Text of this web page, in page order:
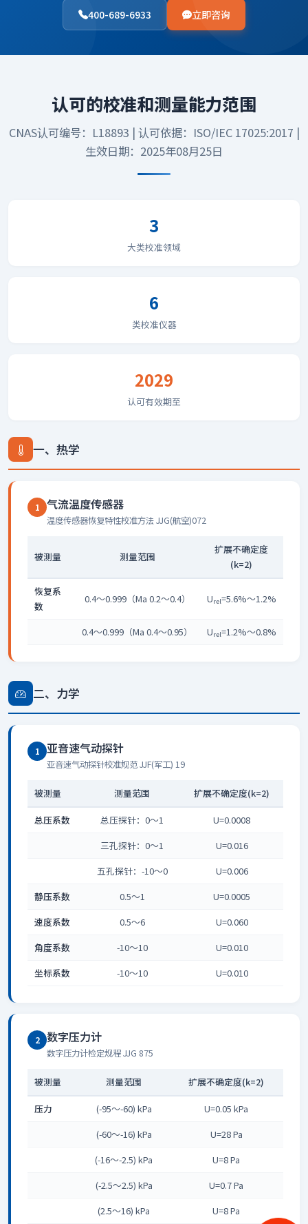
400-689-6933 立即咨询
认可的校准和测量能力范围
CNAS认可编号：L18893 | 认可依据：ISO/IEC 17025:2017 |
生效日期：2025年08月25日
3
大类校准领域
6
类校准仪器
2029
认可有效期至
一、热学
1 气流温度传感器
温度传感器恢复特性校准方法 JJG(航空)072
被测量 测量范围
扩展不确定度
(k=2)
恢复系
数
0.4～0.999（Ma 0.2～0.4） Urel=5.6%～1.2%
0.4～0.999（Ma 0.4～0.95） Urel=1.2%～0.8%
二、力学
1 亚音速气动探针
亚音速气动探针校准规范 JJF(军工) 19
被测量 测量范围 扩展不确定度(k=2)
总压系数 总压探针：0～1
U=0.0008
三孔探针：0～1
U=0.016
五孔探针：-10～0
U=0.006
静压系数
0.5～1
U=0.0005
速度系数
0.5～6
U=0.060
角度系数
-10～10
U=0.010
坐标系数
-10～10 U=0.010
2 数字压力计
数字压力计检定规程 JJG 875
被测量 测量范围 扩展不确定度(k=2)
压力 (-95～-60) kPa
U=0.05 kPa
(-60～-16) kPa
U=28 Pa
(-16～-2.5) kPa
U=8 Pa
(-2.5～2.5) kPa
U=0.7 Pa
(2.5～16) kPa
U=8 Pa